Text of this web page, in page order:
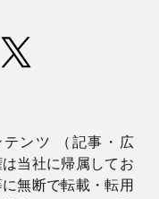
ンツ （記事・広
当社に帰属してお
無断で転載・転用